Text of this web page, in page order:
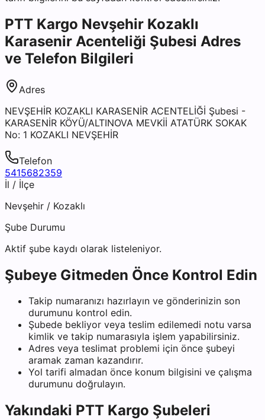
PTT Kargo Nevşehir Kozaklı
Karasenir Acenteliği Şubesi Adres
ve Telefon Bilgileri
Adres
NEVŞEHİR KOZAKLI KARASENİR ACENTELİĞİ Şubesi -
KARASENİR KÖYÜ/ALTINOVA MEVKİİ ATATÜRK SOKAK
No: 1 KOZAKLI NEVŞEHİR
Telefon
5415682359
İl / İlçe
Nevşehir / Kozaklı
Şube Durumu
Aktif şube kaydı olarak listeleniyor.
Şubeye Gitmeden Önce Kontrol Edin
Takip numaranızı hazırlayın ve gönderinizin son
durumunu kontrol edin.
Şubede bekliyor veya teslim edilemedi notu varsa
kimlik ve takip numarasıyla işlem yapabilirsiniz.
Adres veya teslimat problemi için önce şubeyi
aramak zaman kazandırır.
Yol tarifi almadan önce konum bilgisini ve çalışma
durumunu doğrulayın.
Yakındaki PTT Kargo Şubeleri